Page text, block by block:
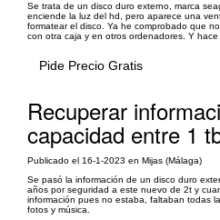
Se trata de un disco duro externo, marca
enciende la luz del hd, pero aparece una
formatear el disco. Ya he comprobado que
con otra caja y en otros ordenadores. Y hace
Pide Precio Gratis
Recuperar
capacidad entre 1
Publicado el 16-1-2023 en Mijas (Málaga)
Se pasó la información de un disco duro
años por seguridad a este nuevo de 2t y
información pues no estaba, faltaban todas
fotos y música.